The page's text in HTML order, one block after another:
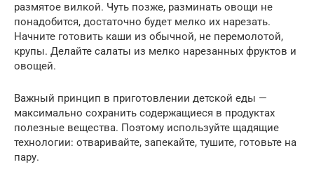
размятое вилкой. Чуть позже, разминать овощи не
понадобится, достаточно будет мелко их нарезать.
Начните готовить каши из обычной, не перемолотой,
крупы. Делайте салаты из мелко нарезанных фруктов и
овощей.
Важный принцип в приготовлении детской еды —
максимально сохранить содержащиеся в продуктах
полезные вещества. Поэтому используйте щадящие
технологии: отваривайте, запекайте, тушите, готовьте на
пару.